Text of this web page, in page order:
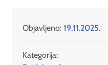
Objavljeno: 19.11.2025.
Kategorija: